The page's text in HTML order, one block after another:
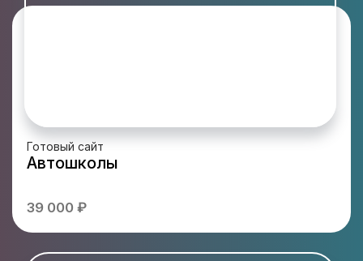
Готовый сайт
Автошколы
39 000 ₽